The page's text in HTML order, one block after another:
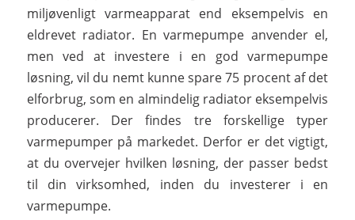
miljøvenligt varmeapparat end eksempelvis en
eldrevet radiator. En varmepumpe anvender el,
men ved at investere i en god varmepumpe
løsning, vil du nemt kunne spare 75 procent af det
elforbrug, som en almindelig radiator eksempelvis
producerer. Der findes tre forskellige typer
varmepumper på markedet. Derfor er det vigtigt,
at du overvejer hvilken løsning, der passer bedst
til din virksomhed, inden du investerer i en
varmepumpe.